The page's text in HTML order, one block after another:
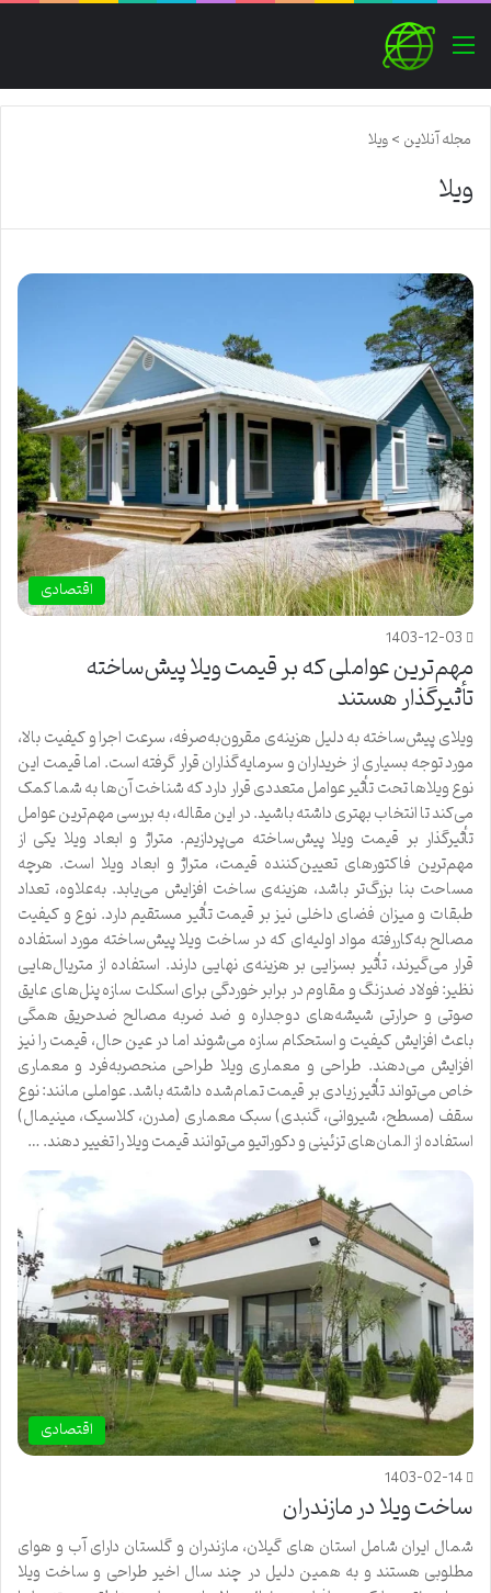
منو
مجله آنلاین>ویلا
ویلا
اقتصادی
1403-12-03
مهم‌ترین عواملی که بر قیمت ویلا پیش‌ساخته
تأثیرگذار هستند
ویلای پیش‌ساخته به دلیل هزینه‌ی مقرون‌به‌صرفه، سرعت اجرا و کیفیت بالا،
مورد توجه بسیاری از خریداران و سرمایه‌گذاران قرار گرفته است. اما قیمت این
نوع ویلاها تحت تأثیر عوامل متعددی قرار دارد که شناخت آن‌ها به شما کمک
می‌کند تا انتخاب بهتری داشته باشید. در این مقاله، به بررسی مهم‌ترین عوامل
تأثیرگذار بر قیمت ویلا پیش‌ساخته می‌پردازیم. متراژ و ابعاد ویلا یکی از
مهم‌ترین فاکتورهای تعیین‌کننده قیمت، متراژ و ابعاد ویلا است. هرچه
مساحت بنا بزرگ‌تر باشد، هزینه‌ی ساخت افزایش می‌یابد. به‌علاوه، تعداد
طبقات و میزان فضای داخلی نیز بر قیمت تأثیر مستقیم دارد. نوع و کیفیت
مصالح به‌کاررفته مواد اولیه‌ای که در ساخت ویلا پیش‌ساخته مورد استفاده
قرار می‌گیرند، تأثیر بسزایی بر هزینه‌ی نهایی دارند. استفاده از متریال‌هایی
نظیر: فولاد ضدزنگ و مقاوم در برابر خوردگی برای اسکلت سازه پنل‌های عایق
صوتی و حرارتی شیشه‌های دوجداره و ضد ضربه مصالح ضدحریق همگی
باعث افزایش کیفیت و استحکام سازه می‌شوند اما در عین حال، قیمت را نیز
افزایش می‌دهند. طراحی و معماری ویلا طراحی منحصر‌به‌فرد و معماری
خاص می‌تواند تأثیر زیادی بر قیمت تمام‌شده داشته باشد. عواملی مانند: نوع
سقف (مسطح، شیروانی، گنبدی) سبک معماری (مدرن، کلاسیک، مینیمال)
استفاده از المان‌های تزئینی و دکوراتیو می‌توانند قیمت ویلا را تغییر دهند. …
اقتصادی
1403-02-14
ساخت ویلا در مازندران
شمال ایران شامل استان های گیلان، مازندران و گلستان دارای آب و هوای
مطلوبی هستند و به همین دلیل در چند سال اخیر طراحی و ساخت ویلا